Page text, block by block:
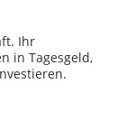
Ihr
in Tagesgeld,